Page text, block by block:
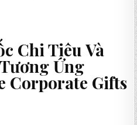
Chi Tiêu Và
Ứng
Corporate Gifts